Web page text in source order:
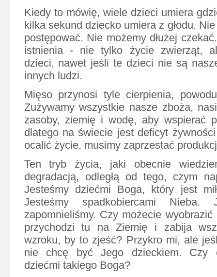
Kiedy to mówię, wiele dzieci umiera
kilka sekund dziecko umiera z głodu.
postępować. Nie możemy dłużej
istnienia - nie tylko życie zwierząt,
dzieci, nawet jeśli te dzieci nie są
innych ludzi.
Mięso przynosi tyle cierpienia,
Zużywamy wszystkie nasze zboża,
zasoby, ziemię i wodę, aby wspierać
dlatego na świecie jest deficyt
ocalić życie, musimy zaprzestać
Ten tryb życia, jaki obecnie
degradacją, odległą od tego, czym
Jesteśmy dziećmi Boga, który jest
Jesteśmy spadkobiercami
zapomnieliśmy. Czy możecie
przychodzi tu na Ziemię i zabija
wzroku, by to zjeść? Przykro mi, ale
nie chcę być Jego dzieckiem. Czy
dziećmi takiego Boga?